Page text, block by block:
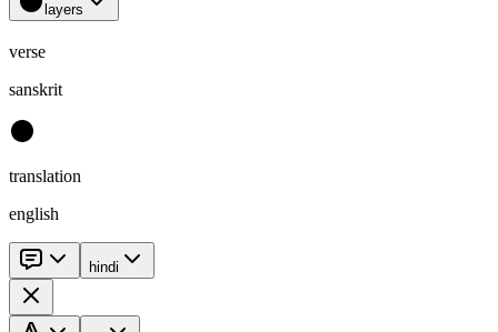
layers
verse
sanskrit
translation
english
hindi